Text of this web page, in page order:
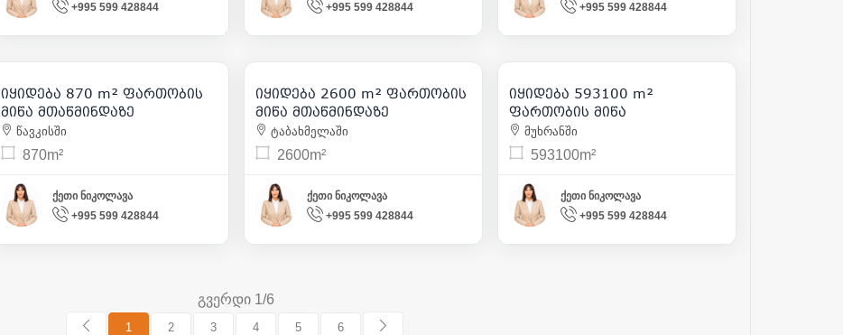
+995 599 428844
+995 599 428844
+995 599 428844
8
226 200 | m² 260
იყიდება 870 m² ფართობის
მიწა მთაწმინდაზე
წავკისში
870m²
ქეთი ნიკოლავა
+995 599 428844
1
287 612 | m² 111
იყიდება 2600 m² ფართობის
მიწა მთაწმინდაზე
ტაბახმელაში
2600m²
ქეთი ნიკოლავა
+995 599 428844
1
18 979 200 | m² 32
იყიდება 593100 m²
ფართობის მიწა
მუხრანში
593100m²
ქეთი ნიკოლავა
+995 599 428844
გვერდი 1/6
1 2 3 4 5 6